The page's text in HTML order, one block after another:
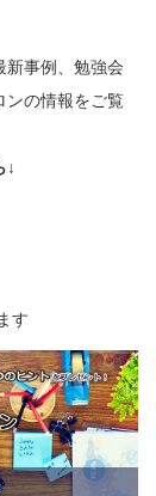
新事例、勉強会
ンの情報をご覧
↓
す